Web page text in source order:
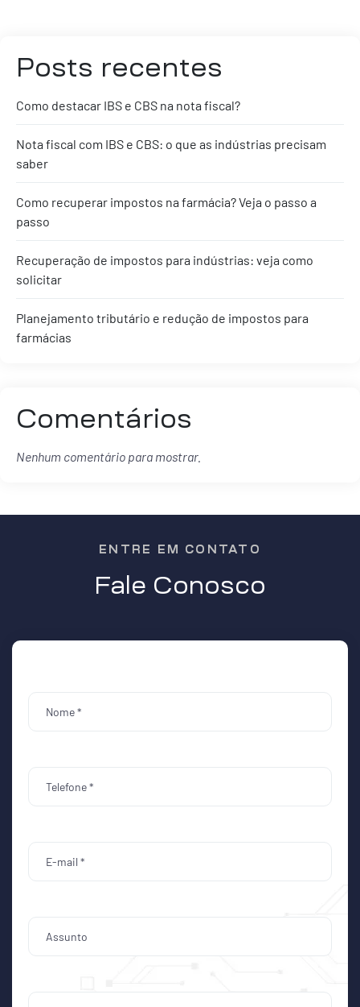
Posts recentes
Como destacar IBS e CBS na nota fiscal?
Nota fiscal com IBS e CBS: o que as indústrias precisam
saber
Como recuperar impostos na farmácia? Veja o passo a
passo
Recuperação de impostos para indústrias: veja como
solicitar
Planejamento tributário e redução de impostos para
farmácias
Comentários
Nenhum comentário para mostrar.
Fale Conosco
ENTRE EM CONTATO